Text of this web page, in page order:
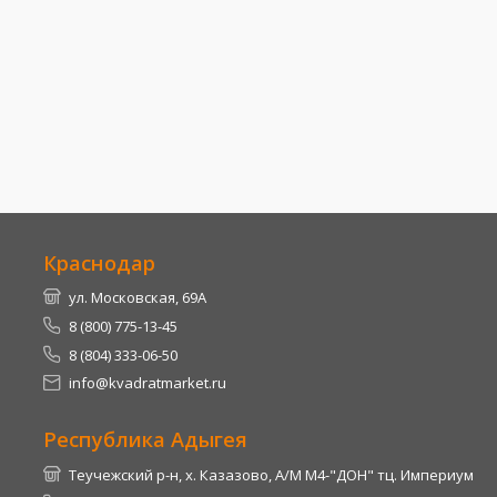
Краснодар
ул. Московская, 69А
8 (800) 775-13-45
8 (804) 333-06-50
info@kvadratmarket.ru
Республика Адыгея
Теучежский р-н, х. Казазово, А/М М4-"ДОН" тц. Империум